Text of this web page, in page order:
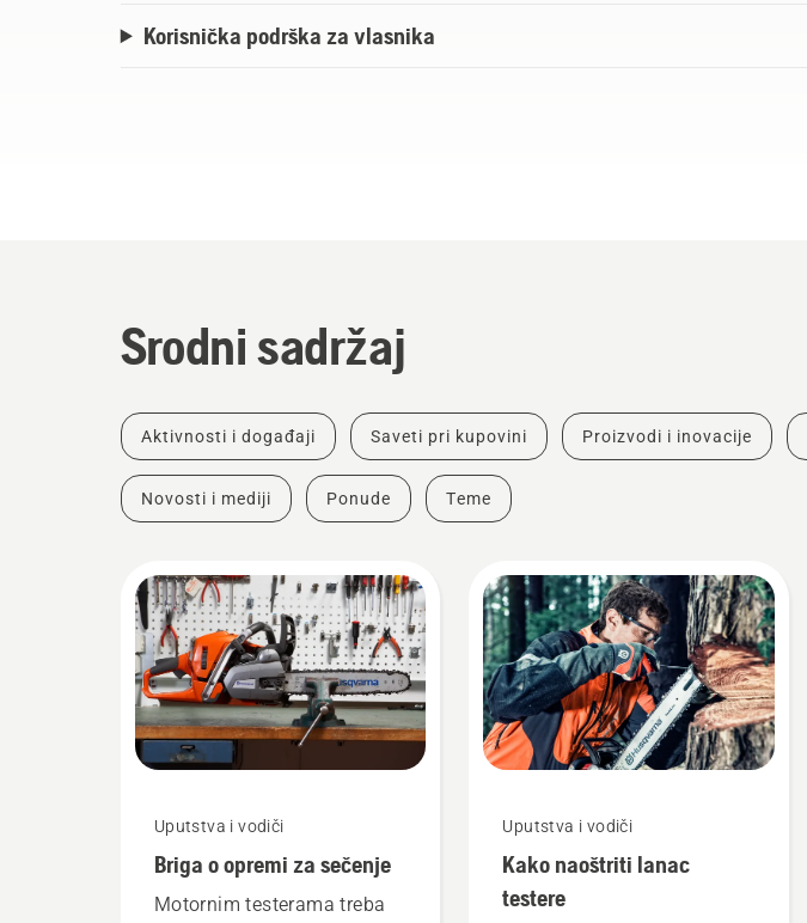
Korisnička podrška za vlasnika
Srodni sadržaj
Aktivnosti i događaji Saveti pri kupovini Proizvodi i inovacije
Novosti i mediji Ponude Teme
Uputstva i vodiči
Briga o opremi za sečenje
Motornim testerama treba
Uputstva i vodiči
Kako naoštriti lanac
testere